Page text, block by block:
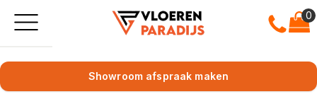
Showroom afspraak maken